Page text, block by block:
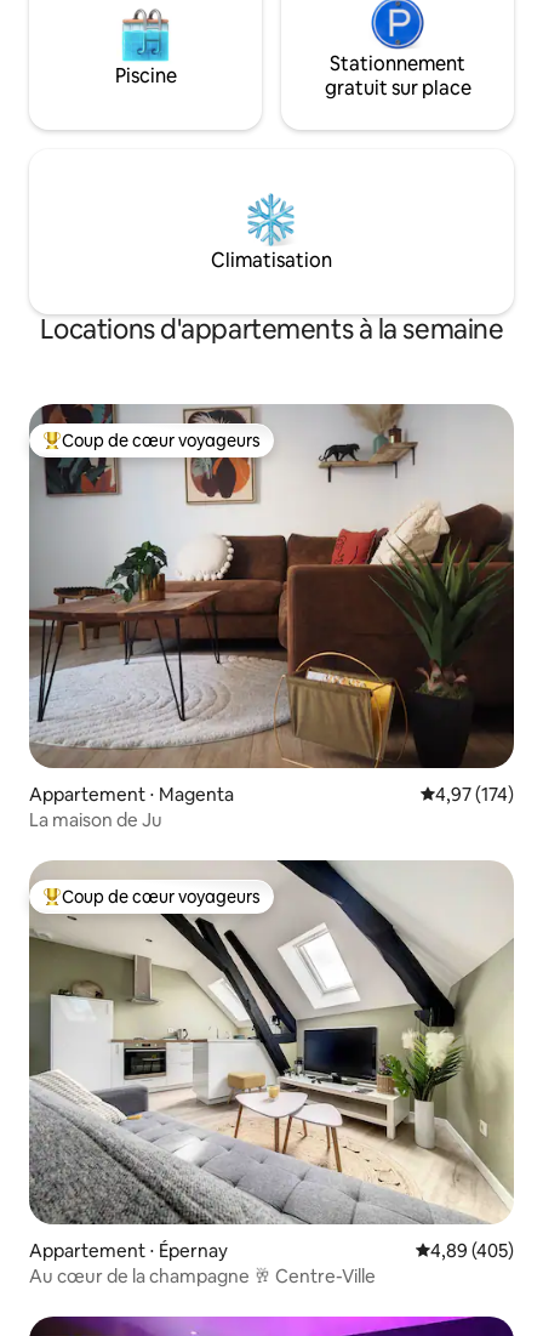
Piscine
Stationnement
gratuit sur place
Climatisation
Locations d'appartements à la semaine
Coups de cœur voyageurs les plus appréciés
Coup de cœur voyageurs
Appartement ⋅ Magenta Évaluation
4,97 (174)
La maison de Ju
Coups de cœur voyageurs les plus appréciés
Coup de cœur voyageurs
Appartement ⋅ Épernay Évaluation
4,89 (405)
Au cœur de la champagne 🥂 Centre-Ville